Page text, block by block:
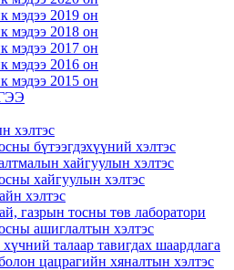
мэдээ 2019 он
мэдээ 2018 он
мэдээ 2017 он
мэдээ 2016 он
мэдээ 2015 он
хэлтэс
бүтээгдэхүүний хэлтэс
хайгуулын хэлтэс
хайгуулын хэлтэс
хэлтэс
газрын тосны төв лаборатори
ашиглалтын хэлтэс
талаар тавигдах шаардлага
цацрагийн хяналтын хэлтэс